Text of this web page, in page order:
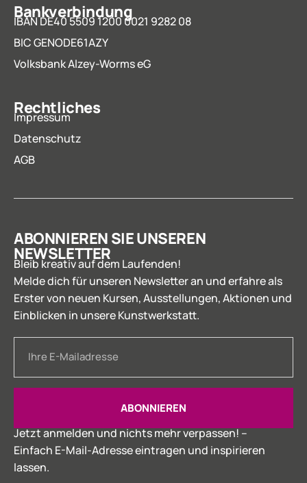
Bankverbindung
IBAN DE40 5509 1200 0021 9282 08
BIC GENODE61AZY
Volksbank Alzey-Worms eG
Rechtliches
Impressum
Datenschutz
AGB
ABONNIEREN SIE UNSEREN
NEWSLETTER
Bleib kreativ auf dem Laufenden!
Melde dich für unseren Newsletter an und erfahre als
Erster von neuen Kursen, Ausstellungen, Aktionen und
Einblicken in unsere Kunstwerkstatt.
ABONNIEREN
Jetzt anmelden und nichts mehr verpassen! –
Einfach E-Mail-Adresse eintragen und inspirieren
lassen.